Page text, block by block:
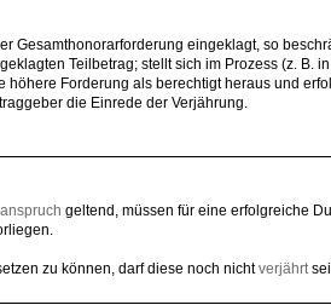
Gesamthonorarforderung eingeklagt, so
Teilbetrag; stellt sich im Prozess (z. B.
höhere Forderung als berechtigt heraus und
die Einrede der Verjährung.
geltend, müssen für eine erfolgreiche
zu können, darf diese noch nichtverjährt